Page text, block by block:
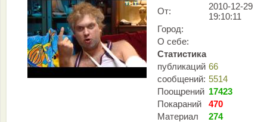
От:
2010-12-29
19:10:11
Город:
О себе:
Статистика
публикаций 66
сообщений: 5514
Поощрений 17423
Покараний
470
Материал
274